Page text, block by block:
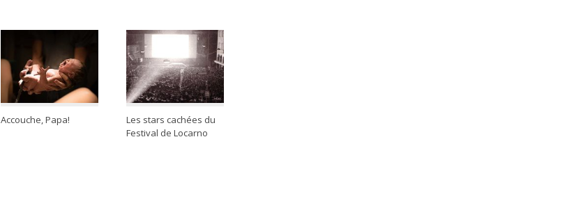
Accouche, Papa!
Les stars cachées du
Festival de Locarno